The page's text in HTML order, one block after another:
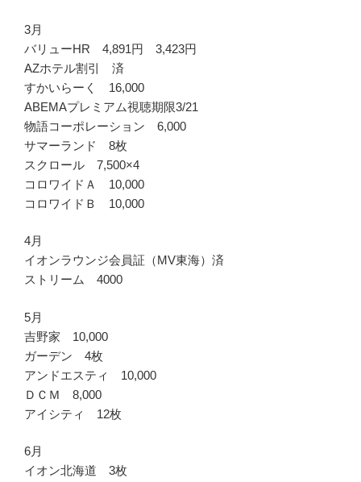
3月
バリューHR 4,891円 3,423円
AZホテル割引 済
すかいらーく 16,000
ABEMAプレミアム視聴期限3/21
物語コーポレーション 6,000
サマーランド 8枚
スクロール 7,500×4
コロワイドＡ 10,000
コロワイドＢ 10,000
4月
イオンラウンジ会員証（MV東海）済
ストリーム 4000
5月
吉野家 10,000
ガーデン 4枚
アンドエスティ 10,000
ＤＣＭ 8,000
アイシティ 12枚
6月
イオン北海道 3枚